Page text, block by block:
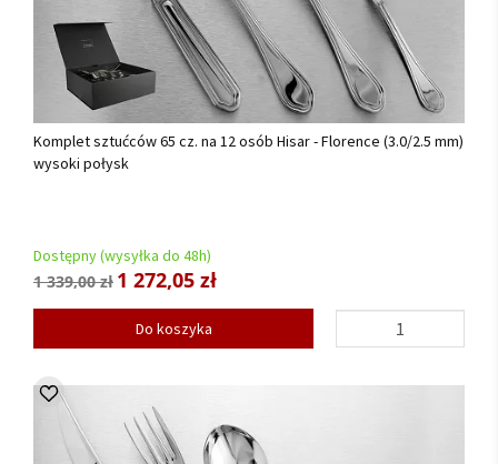
Komplet sztućców 65 cz. na 12 osób Hisar - Florence (3.0/2.5 mm)
wysoki połysk
Dostępny (wysyłka do 48h)
1 339,00 zł 1 272,05 zł
Do koszyka